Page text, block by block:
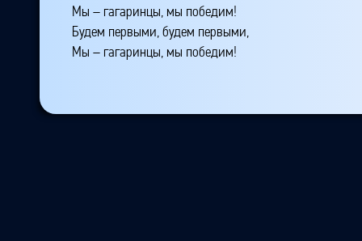
Мы – гагаринцы, мы победим!
Будем первыми, будем первыми,
Мы – гагаринцы, мы победим!